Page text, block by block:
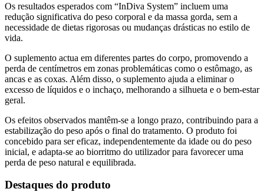
Os resultados esperados com “InDiva System” incluem uma
redução significativa do peso corporal e da massa gorda, sem a
necessidade de dietas rigorosas ou mudanças drásticas no estilo de
vida.
O suplemento actua em diferentes partes do corpo, promovendo a
perda de centímetros em zonas problemáticas como o estômago, as
ancas e as coxas. Além disso, o suplemento ajuda a eliminar o
excesso de líquidos e o inchaço, melhorando a silhueta e o bem-estar
geral.
Os efeitos observados mantêm-se a longo prazo, contribuindo para a
estabilização do peso após o final do tratamento. O produto foi
concebido para ser eficaz, independentemente da idade ou do peso
inicial, e adapta-se ao biorritmo do utilizador para favorecer uma
perda de peso natural e equilibrada.
Destaques do produto